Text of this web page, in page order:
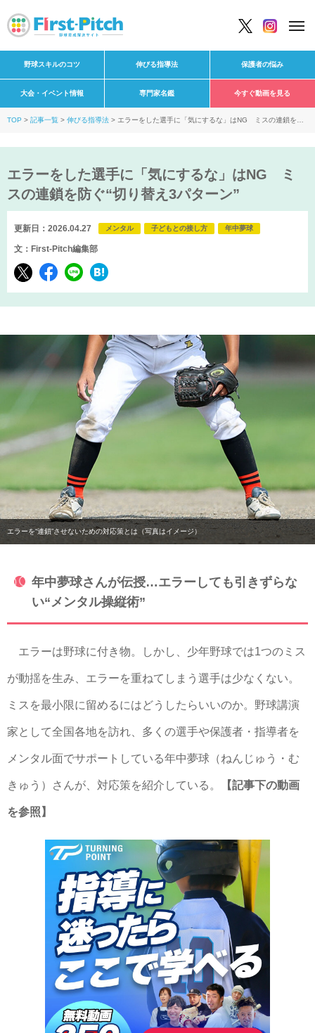
野球スキルのコツ 伸びる指導法 保護者の悩み
大会・イベント情報 専門家名鑑 今すぐ動画を見る
TOP 記事一覧 伸びる指導法
エラーをした選手に「気にするな」はNG ミスの連鎖を防
エラーをした選手に「気にするな」はNG ミ
スの連鎖を防ぐ“切り替え3パターン”
更新日：2026.04.27 メンタル 子どもとの接し方 年中夢球
文：First-Pitch編集部
エラーを“連鎖”させないための対応策とは（写真はイメージ）
年中夢球さんが伝授…エラーしても引きずらな
い“メンタル操縦術”
エラーは野球に付き物。しかし、少年野球では1つのミス
が動揺を生み、エラーを重ねてしまう選手は少なくない。
ミスを最小限に留めるにはどうしたらいいのか。野球講演
家として全国各地を訪れ、多くの選手や保護者・指導者を
メンタル面でサポートしている年中夢球（ねんじゅう・む
きゅう）さんが、対応策を紹介している。 【記事下の動画
を参照】